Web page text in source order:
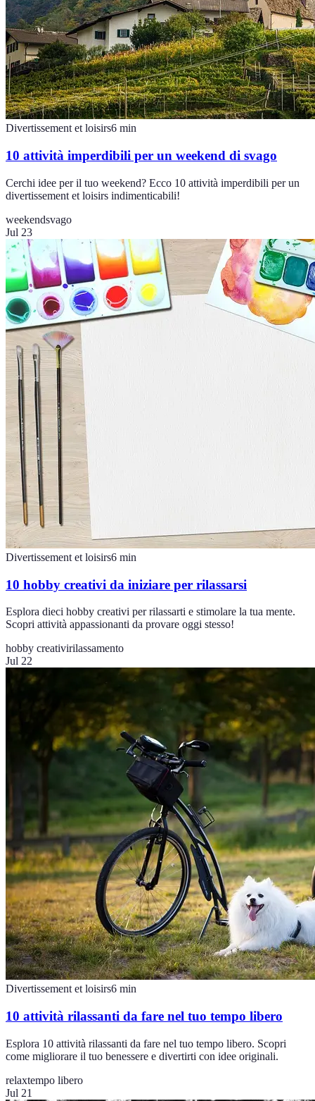
Divertissement et loisirs6 min
10 attività imperdibili per un weekend di svago
Cerchi idee per il tuo weekend? Ecco 10 attività imperdibili per un
divertissement et loisirs indimenticabili!
weekendsvago
Jul 23
Divertissement et loisirs6 min
10 hobby creativi da iniziare per rilassarsi
Esplora dieci hobby creativi per rilassarti e stimolare la tua mente.
Scopri attività appassionanti da provare oggi stesso!
hobby creativirilassamento
Jul 22
Divertissement et loisirs6 min
10 attività rilassanti da fare nel tuo tempo libero
Esplora 10 attività rilassanti da fare nel tuo tempo libero. Scopri
come migliorare il tuo benessere e divertirti con idee originali.
relaxtempo libero
Jul 21